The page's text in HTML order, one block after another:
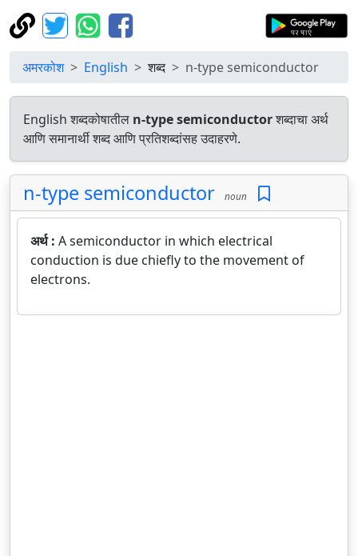
अमरकोश English शब्द n-type semiconductor
English शब्दकोषातील n-type semiconductorशब्दाचा अर्थ
आणि समानार्थी शब्द आणि प्रतिशब्दांसह उदाहरणे.
n-type semiconductor noun
अर्थ : A semiconductor in which electrical
conduction is due chiefly to the movement of
electrons.